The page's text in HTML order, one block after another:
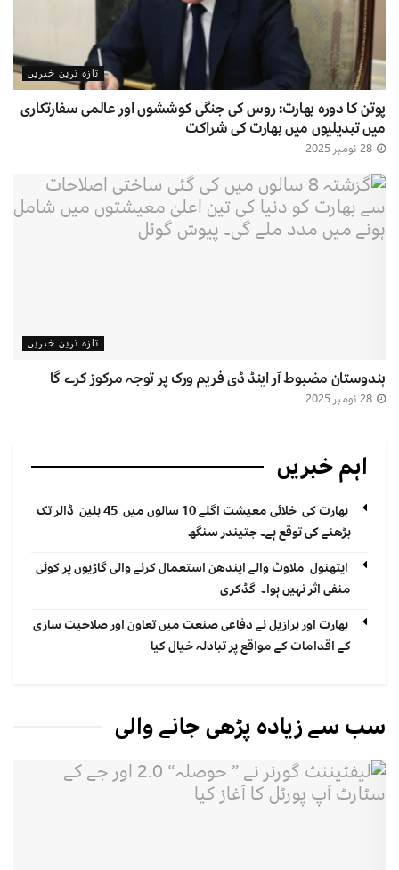
تازہ ترین خبریں
پوتن کا دورہ بھارت: روس کی جنگی کوششوں اور عالمی سفارتکاری
میں تبدیلیوں میں بھارت کی شراکت
تازہ ترین خبریں
ہندوستان مضبوط آر اینڈ ڈی فریم ورک پر توجہ مرکوز کرے گا
اہم خبریں
بھارت کی خلائی معیشت اگلے 10 سالوں میں 45 بلین ڈالر تک
بڑھنے کی توقع ہے۔ جتیندر سنگھ
ایتھنول ملاوٹ والے ایندھن استعمال کرنے والی گاڑیوں پر کوئی
منفی اثر نہیں ہوا۔ گڈکری
بھارت اور برازیل نے دفاعی صنعت میں تعاون اور صلاحیت سازی
کے اقدامات کے مواقع پر تبادلہ خیال کیا
سب سے زیادہ پڑھی جانے والی